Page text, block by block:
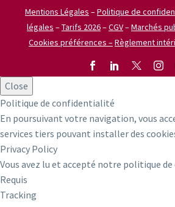
Mentions Légales –Politique de
légales –Tarifs 2026–CGV–Marchés
Cookies préférences –Règlement
Close
Politique de confidentialité
En poursuivant votre navigation, vous
services tiers pouvant installer des
Privacy Policy
Vous avez lu et accepté notre politique
Requis
Tracking